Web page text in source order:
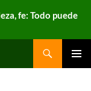
fe: Todo puede